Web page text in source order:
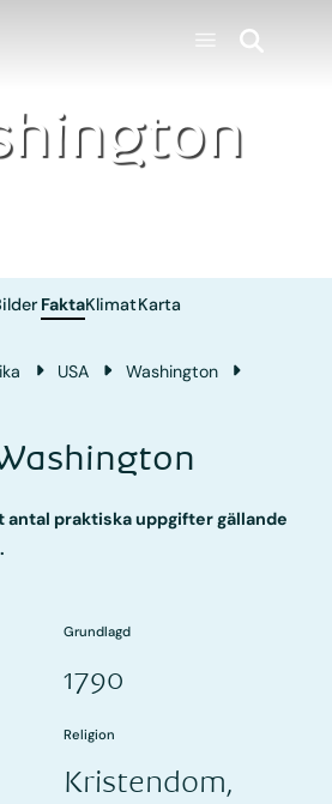
FaktaKlimatKarta
USA
Washington
antal praktiska uppgifter gällande
Grundlagd
1790
Religion
Kristendom,